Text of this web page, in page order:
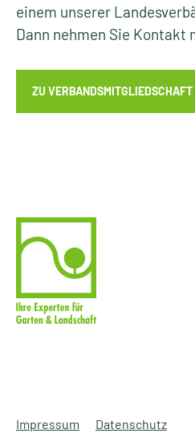
einem unserer
Dann nehmen Sie Kontakt
ZU VERBANDSMITGLIEDSCHAFT
Impressum Datenschutz